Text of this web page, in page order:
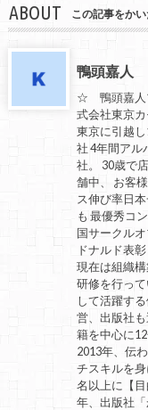
ABOUT この記事をかい
鴨頭嘉人
☆ 鴨頭嘉人
式会社東京カ
東京に引越
社 4年間アル
社。 30歳で
舗中、 お客
ス伸び率日
も 最優秀コ
国サークル
ドナルド表
現在は組織
研修を行っ
して活躍す
営、出版社
籍を中心に
2013年、伝
チスキルを
名以上に【
年、出版社